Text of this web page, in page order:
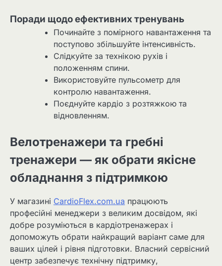
Поради щодо ефективних тренувань
Починайте з помірного навантаження та
поступово збільшуйте інтенсивність.
Слідкуйте за технікою рухів і
положенням спини.
Використовуйте пульсометр для
контролю навантаження.
Поєднуйте кардіо з розтяжкою та
відновленням.
Велотренажери та гребні
тренажери — як обрати якісне
обладнання з підтримкою
У магазині CardioFlex.com.ua працюють
професійні менеджери з великим досвідом, які
добре розуміються в кардіотренажерах і
допоможуть обрати найкращий варіант саме для
ваших цілей і рівня підготовки. Власний сервісний
центр забезпечує технічну підтримку,